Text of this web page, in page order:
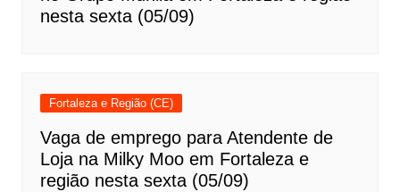
nesta sexta (05/09)
Fortaleza e Região (CE)
Vaga de emprego para Atendente de
Loja na Milky Moo em Fortaleza e
região nesta sexta (05/09)